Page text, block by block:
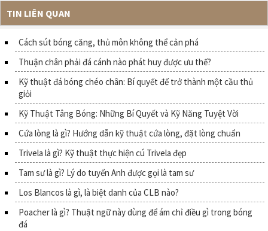
TIN LIÊN QUAN
Cách sút bóng căng, thủ môn không thể cản phá
Thuận chân phải đá cánh nào phát huy được ưu thế?
Kỹ thuật đá bóng chéo chân: Bí quyết để trở thành một cầu thủ
giỏi
Kỹ Thuật Tâng Bóng: Những Bí Quyết và Kỹ Năng Tuyệt Vời
Cứa lòng là gì? Hướng dẫn kỹ thuật cứa lòng, đặt lòng chuẩn
Trivela là gì? Kỹ thuật thực hiện cú Trivela đẹp
Tam sư là gì? Lý do tuyển Anh được gọi là tam sư
Los Blancos là gì, là biệt danh của CLB nào?
Poacher là gì? Thuật ngữ này dùng để ám chỉ điều gì trong bóng
đá